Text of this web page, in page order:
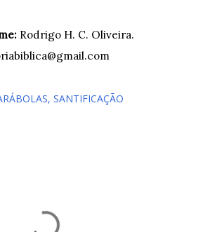
Rodrigo H. C. Oliveira.
SANTIFICAÇÃO